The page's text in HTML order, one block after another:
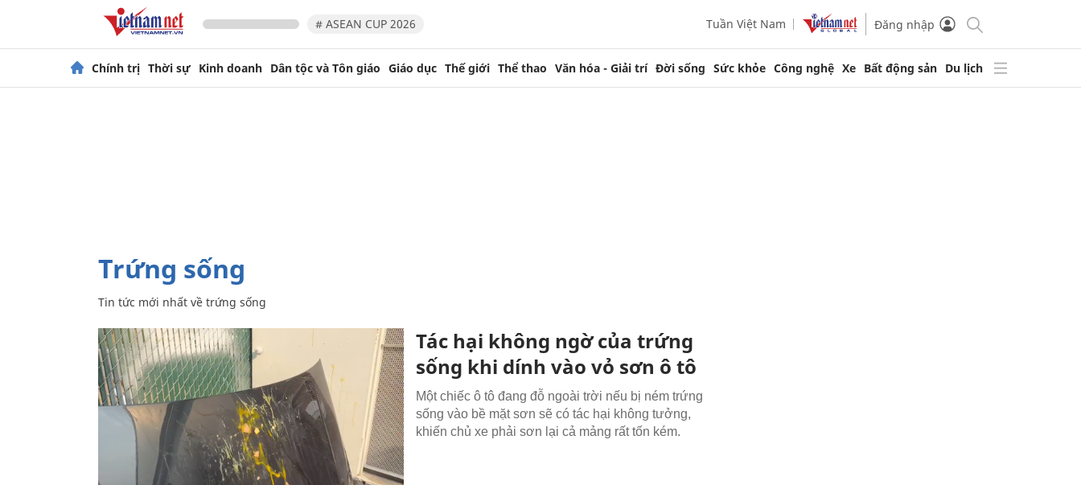
# ASEAN CUP 2026 Tuần Việt Nam Đăng nhập
Chính trị Thời sự Kinh doanh Dân tộc và Tôn giáo Giáo dục Thế giới Thể thao Văn hóa - Giải trí Đời sống Sức khỏe Công nghệ Xe Bất động sản Du lịch
trứng sống
Tin tức mới nhất về trứng sống
Tác hại không ngờ của trứng
sống khi dính vào vỏ sơn ô tô
Một chiếc ô tô đang đỗ ngoài trời nếu bị ném trứng
sống vào bề mặt sơn sẽ có tác hại không tưởng,
khiến chủ xe phải sơn lại cả mảng rất tốn kém.